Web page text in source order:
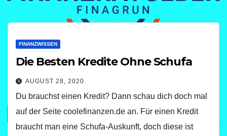
FINANZWISSEN
Die Besten Kredite Ohne Schufa
AUGUST 28, 2020
Du brauchst einen Kredit? Dann schau dich doch mal
auf der Seite coolefinanzen.de an. Für einen Kredit
braucht man eine Schufa-Auskunft, doch diese ist